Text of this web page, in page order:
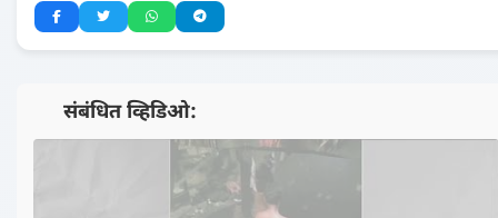
📺 संबंधित व्हिडिओ: